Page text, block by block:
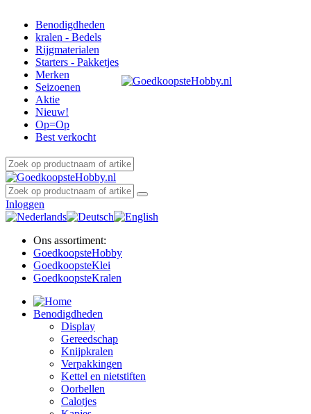
Benodigdheden
kralen - Bedels
Rijgmaterialen
Starters - Pakketjes
Merken
Seizoenen
Aktie
Nieuw!
Op=Op
Best verkocht
Inloggen
Ons assortiment:
GoedkoopsteHobby
GoedkoopsteKlei
GoedkoopsteKralen
Benodigdheden
Display
Gereedschap
Knijpkralen
Verpakkingen
Kettel en nietstiften
Oorbellen
Calotjes